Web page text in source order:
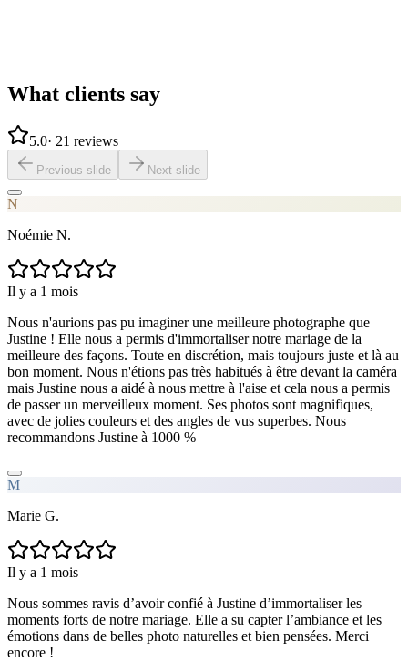
What clients say
5.0· 21 reviews
Previous slide Next slide
N
Noémie N.
Il y a 1 mois
Nous n'aurions pas pu imaginer une meilleure photographe que
Justine ! Elle nous a permis d'immortaliser notre mariage de la
meilleure des façons. Toute en discrétion, mais toujours juste et là au
bon moment. Nous n'étions pas très habitués à être devant la caméra
mais Justine nous a aidé à nous mettre à l'aise et cela nous a permis
de passer un merveilleux moment. Ses photos sont magnifiques,
avec de jolies couleurs et des angles de vus superbes. Nous
recommandons Justine à 1000 %
M
Marie G.
Il y a 1 mois
Nous sommes ravis d’avoir confié à Justine d’immortaliser les
moments forts de notre mariage. Elle a su capter l’ambiance et les
émotions dans de belles photo naturelles et bien pensées. Merci
encore !